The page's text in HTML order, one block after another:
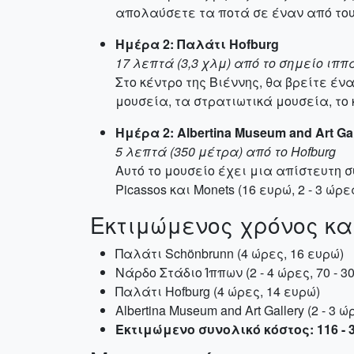
απολαύσετε τα ποτά σε έναν από
Ημέρα 2: Παλάτι Hofburg
17 λεπτά (3,3 χλμ) από το σημείο
Στο κέντρο της Βιέννης, θα βρείτε
μουσεία, τα στρατιωτικά μουσεία,
Ημέρα 2: Albertina Museum and Art
5 λεπτά (350 μέτρα) από το Hofburg
Αυτό το μουσείο έχει μια
Picassos και Monets (16 ευρώ, 2 - 3
Εκτιμώμενος χρόνος
Παλάτι Schönbrunn (4 ώρες, 16 ευρώ)
Νάρδο Στάδιο Ίππων (2 - 4 ώρες, 70 -
Παλάτι Hofburg (4 ώρες, 14 ευρώ)
Albertina Museum and Art Gallery (2 - 3
Εκτιμώμενο συνολικό κόστος: 116 -